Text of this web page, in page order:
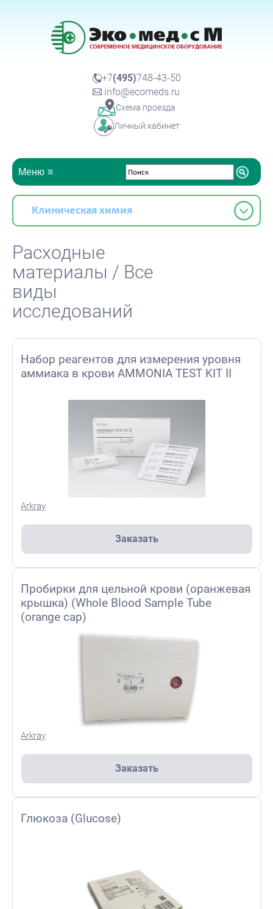
+7(495)748-43-50
info@ecomeds.ru
Схема проезда
Личный кабинет
Меню
Клиническая химия
Расходные
материалы / Все
виды
исследований
Набор реагентов для измерения уровня
аммиака в крови AMMONIA TEST KIT II
Arkray
Заказать
Пробирки для цельной крови (оранжевая
крышка) (Whole Blood Sample Tube
(orange cap)
Arkray
Заказать
Глюкоза (Glucose)